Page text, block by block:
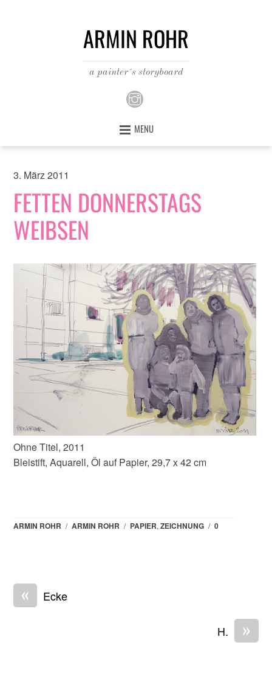
ARMIN ROHR
a painter´s storyboard
MENU
3. März 2011
FETTEN DONNERSTAGS
WEIBSEN
Ohne Titel, 2011
Bleistift, Aquarell, Öl auf Papier, 29,7 x 42 cm
ARMIN ROHR / ARMIN ROHR / PAPIER,ZEICHNUNG / 0
« Ecke
»
H.